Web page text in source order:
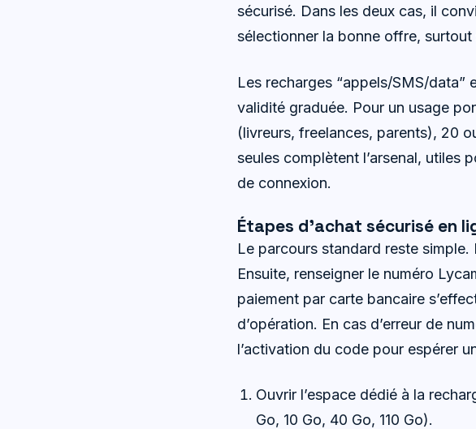
sécurisé. Dans les deux cas, il
sélectionner la bonne offre,
Les recharges “appels/SMS/
validité graduée. Pour un usage
(livreurs, freelances, parents), 20
seules complètent l’arsenal, utiles
de connexion.
Étapes d’achat sécurisé en
Le parcours standard reste
Ensuite, renseigner le numéro
paiement par carte bancaire
d’opération. En cas d’erreur de
l’activation du code pour espérer
Ouvrir l’espace dédié à la
Go, 10 Go, 40 Go, 110 Go).